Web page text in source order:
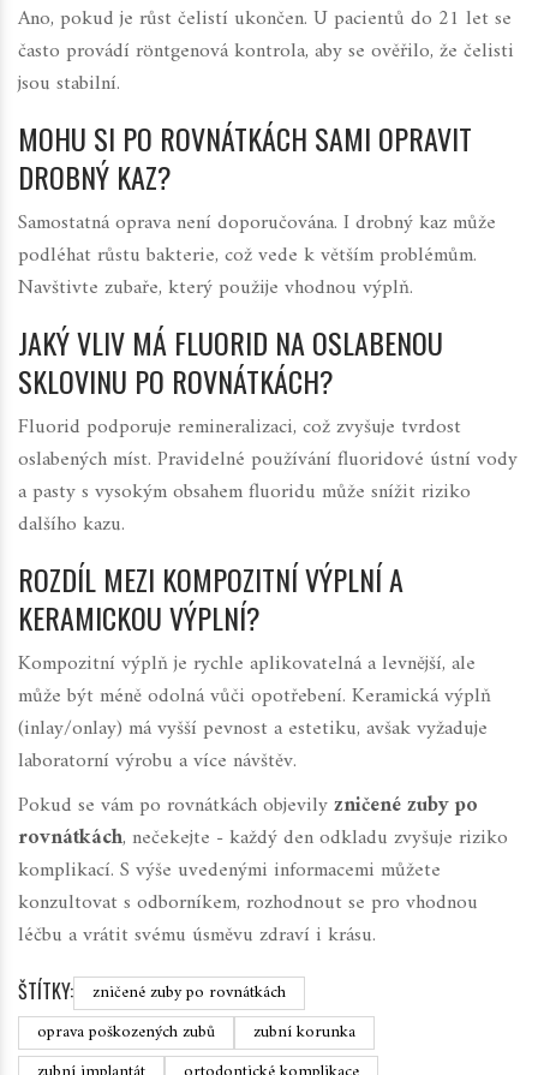
Ano, pokud je růst čelistí ukončen. U pacientů do 21 let se
často provádí röntgenová kontrola, aby se ověřilo, že čelisti
jsou stabilní.
MOHU SI PO ROVNÁTKÁCH SAMI OPRAVIT
DROBNÝ KAZ?
Samostatná oprava není doporučována. I drobný kaz může
podléhat růstu bakterie, což vede k větším problémům.
Navštivte zubaře, který použije vhodnou výplň.
JAKÝ VLIV MÁ FLUORID NA OSLABENOU
SKLOVINU PO ROVNÁTKÁCH?
Fluorid podporuje remineralizaci, což zvyšuje tvrdost
oslabených míst. Pravidelné používání fluoridové ústní vody
a pasty s vysokým obsahem fluoridu může snížit riziko
dalšího kazu.
ROZDÍL MEZI KOMPOZITNÍ VÝPLNÍ A
KERAMICKOU VÝPLNÍ?
Kompozitní výplň je rychle aplikovatelná a levnější, ale
může být méně odolná vůči opotřebení. Keramická výplň
(inlay/onlay) má vyšší pevnost a estetiku, avšak vyžaduje
laboratorní výrobu a více návštěv.
Pokud se vám po rovnátkách objevilyzničené zuby po
rovnátkách, nečekejte - každý den odkladu zvyšuje riziko
komplikací. S výše uvedenými informacemi můžete
konzultovat s odborníkem, rozhodnout se pro vhodnou
léčbu a vrátit svému úsměvu zdraví i krásu.
ŠTÍTKY:
zničené zuby po rovnátkách
oprava poškozených zubů
zubní korunka